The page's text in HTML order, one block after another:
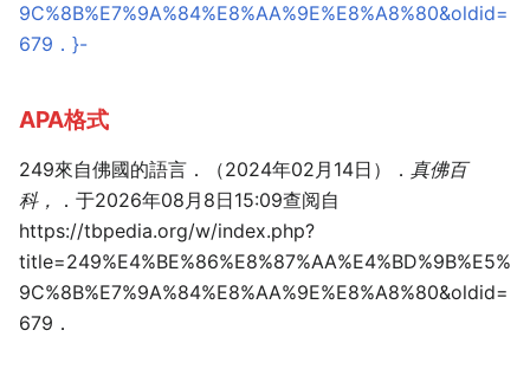
9C%8B%E7%9A%84%E8%AA%9E%E8%A8%80&oldid=
679．}-
APA格式
249來自佛國的語言．（2024年02月14日）． 真佛百
科，
．于2026年08月8日15:09查阅自
https://tbpedia.org/w/index.php?
title=249%E4%BE%86%E8%87%AA%E4%BD%9B%E5%
9C%8B%E7%9A%84%E8%AA%9E%E8%A8%80&oldid=
679．